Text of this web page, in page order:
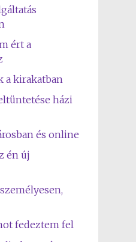
ért a
a kirakatban
házi
és online
én új
fedeztem fel